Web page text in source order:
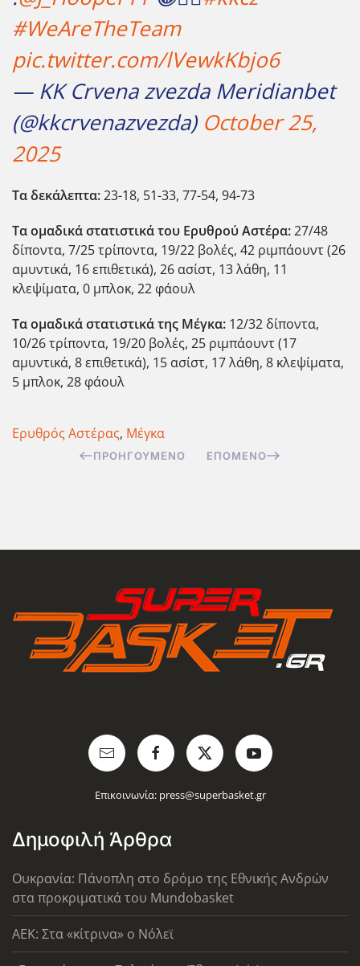
#WeAreTheTeam
pic.twitter.com/lVewkKbjo6
— KK Crvena zvezda Meridianbet
(@kkcrvenazvezda) October 25,
2025
Τα δεκάλεπτα:23-18, 51-33, 77-54, 94-73
Τα ομαδικά στατιστικά του Ερυθρού Αστέρα:27/48
δίποντα, 7/25 τρίποντα, 19/22 βολές, 42 ριμπάουντ (26
αμυντικά, 16 επιθετικά), 26 ασίστ, 13 λάθη, 11
κλεψίματα, 0 μπλοκ, 22 φάουλ
Τα ομαδικά στατιστικά της Μέγκα: 12/32 δίποντα,
10/26 τρίποντα, 19/20 βολές, 25 ριμπάουντ (17
αμυντικά, 8 επιθετικά), 15 ασίστ, 17 λάθη, 8 κλεψίματα,
5 μπλοκ, 28 φάουλ
Ερυθρός Αστέρας, Μέγκα
ΠΡΟΗΓΟΎΜΕΝΟ ΕΠΌΜΕΝΟ
Επικοινωνία: press@superbasket.gr
Δημοφιλή Άρθρα
Ουκρανία: Πάνοπλη στο δρόμο της Εθνικής Ανδρών
στα προκριματικά του Mundobasket
AEK: Στα «κίτρινα» ο Νόλεϊ